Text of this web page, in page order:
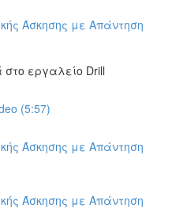
Άσκησης με Απάντηση
εργαλείο Drill
(5:57)
Άσκησης με Απάντηση
Άσκησης με Απάντηση